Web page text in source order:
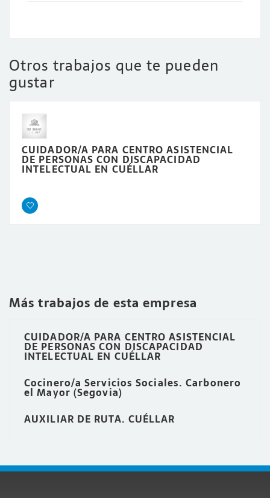
Otros trabajos que te pueden
gustar
CUIDADOR/A PARA CENTRO ASISTENCIAL
DE PERSONAS CON DISCAPACIDAD
INTELECTUAL EN CUÉLLAR
Más trabajos de esta empresa
CUIDADOR/A PARA CENTRO ASISTENCIAL
DE PERSONAS CON DISCAPACIDAD
INTELECTUAL EN CUÉLLAR
Cocinero/a Servicios Sociales. Carbonero
el Mayor (Segovia)
AUXILIAR DE RUTA. CUÉLLAR